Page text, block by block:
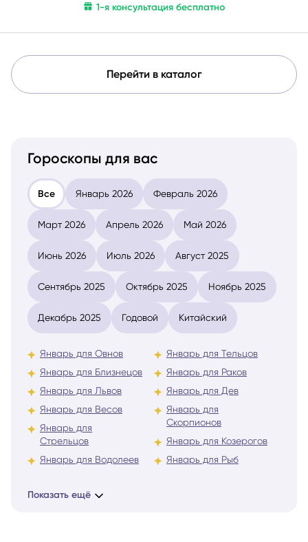
1-я консультация бесплатно
Перейти в каталог
Гороскопы для вас
Все Январь 2026 Февраль 2026
Март 2026 Апрель 2026 Май 2026
Июнь 2026 Июль 2026 Август 2025
Сентябрь 2025 Октябрь 2025 Ноябрь 2025
Декабрь 2025 Годовой Китайский
Январь для Овнов
Январь для Близнецов
Январь для Львов
Январь для Весов
Январь для
Стрельцов
Январь для Водолеев
Январь для Тельцов
Январь для Раков
Январь для Дев
Январь для
Скорпионов
Январь для Козерогов
Январь для Рыб
Показать ещё